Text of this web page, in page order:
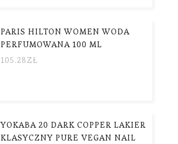
PARIS HILTON WOMEN WODA
PERFUMOWANA 100 ML
105.28ZŁ
YOKABA 20 DARK COPPER LAKIER
KLASYCZNY PURE VEGAN NAIL